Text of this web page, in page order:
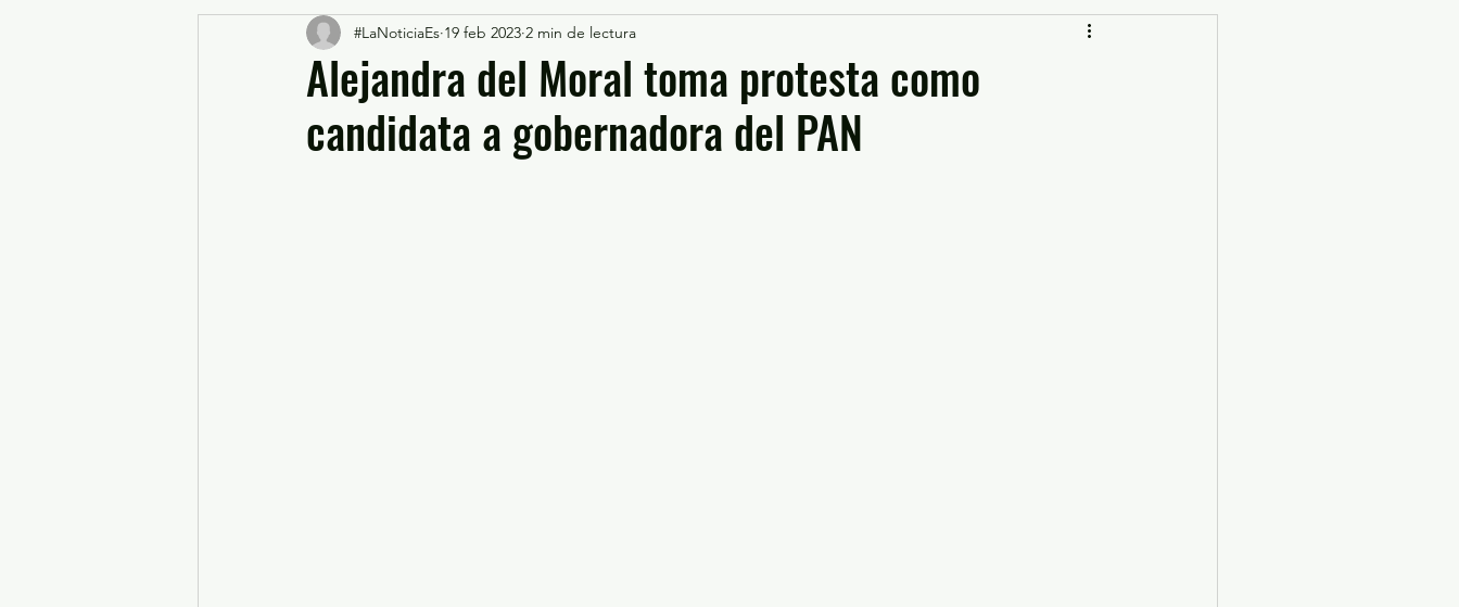
Nacional Estatal Gubernatura Edoméx 2023
Educación y Cultura Seguridad y Justicia Denuncia Ciudadana
Alejandra del Moral toma protesta como
candidata a gobernadora del PAN
#LaNoticiaEs 19 feb 2023 2 min de lectura